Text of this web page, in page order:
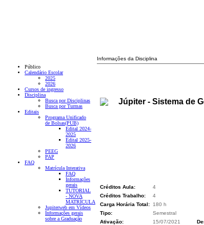
Público
Calendário Escolar
2025
2026
Cursos de ingresso
Disciplina
Busca por Disciplinas
Busca por Turmas
Editais
Programa Unificado
de Bolsas(PUB)
Edital 2024-
2025
Edital 2025-
2026
PEEG
PAP
FAQ
Matrícula Interativa
FAQ
Informações
gerais
TUTORIAL
- NOVA
MATRÍCULA
Jupiterweb em Vídeos
Informações gerais
sobre a Graduação
Informações da Disciplina
Júpiter - Sistema de
Créditos Aula:
4
Créditos Trabalho:
4
Carga Horária Total:
180 h
Tipo:
Semestral
Ativação:
15/07/2021